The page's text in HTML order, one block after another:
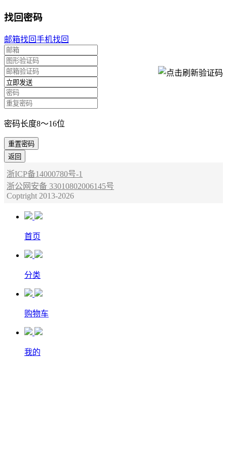
找回密码
邮箱找回手机找回
密码长度8～16位
重置密码
返回
浙ICP备14000780号-1
浙公网安备 33010802006145号
Coptright 2013-2026
首页
分类
购物车
我的